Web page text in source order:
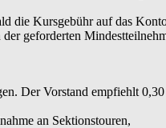
die Kursgebühr auf das
geforderten
Der Vorstand empfiehlt
an Sektionstouren,